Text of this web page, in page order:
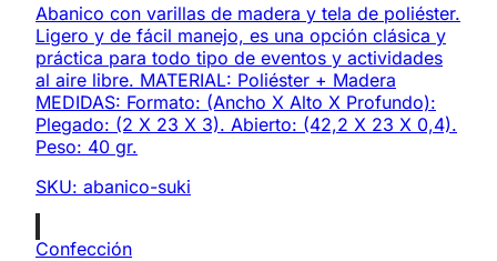
Abanico con varillas de madera y tela de poliéster.
Ligero y de fácil manejo, es una opción clásica y
práctica para todo tipo de eventos y actividades
al aire libre. MATERIAL: Poliéster + Madera
MEDIDAS: Formato: (Ancho X Alto X Profundo):
Plegado: (2 X 23 X 3). Abierto: (42,2 X 23 X 0,4).
Peso: 40 gr.
SKU: abanico-suki
Confección